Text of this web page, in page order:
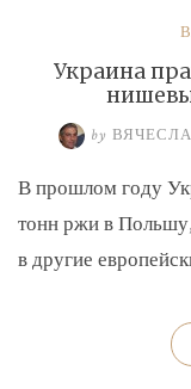
Украина
by
В прошлом году
тонн ржи в Польшу,
в другие